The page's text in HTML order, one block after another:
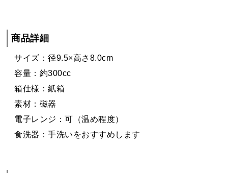
商品詳細
サイズ：径9.5×高さ8.0cm
容量：約300cc
箱仕様：紙箱
素材：磁器
電子レンジ：可（温め程度）
食洗器：手洗いをおすすめします